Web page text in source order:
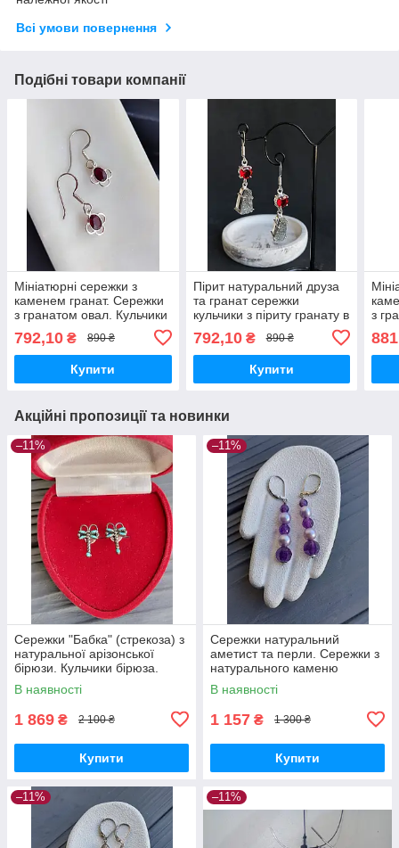
Всі умови повернення
Подібні товари компанії
Мініатюрні сережки з
каменем гранат. Сережки
з гранатом овал. Кульчики
Індія.
792,10 ₴ 890 ₴
Купити
Пірит натуральний друза
та гранат сережки
кульчики з піриту гранату в
792,10₴ 890 ₴
Купити
з
Акційні пропозиції та новинки
–11%
Сережки "Бабка" (стрекоза) з
натуральної арізонської
бірюзи. Кульчики бірюза.
Бірюза в сріблі. Німеччина!
В наявності
1 869 ₴ 2 100 ₴
Купити
–11%
Сережки натуральний
аметист та перли. Сережки з
натурального каменю
аметист та перли. Німеччина!
В наявності
1 157 ₴ 1 300 ₴
Купити
–11% –11%